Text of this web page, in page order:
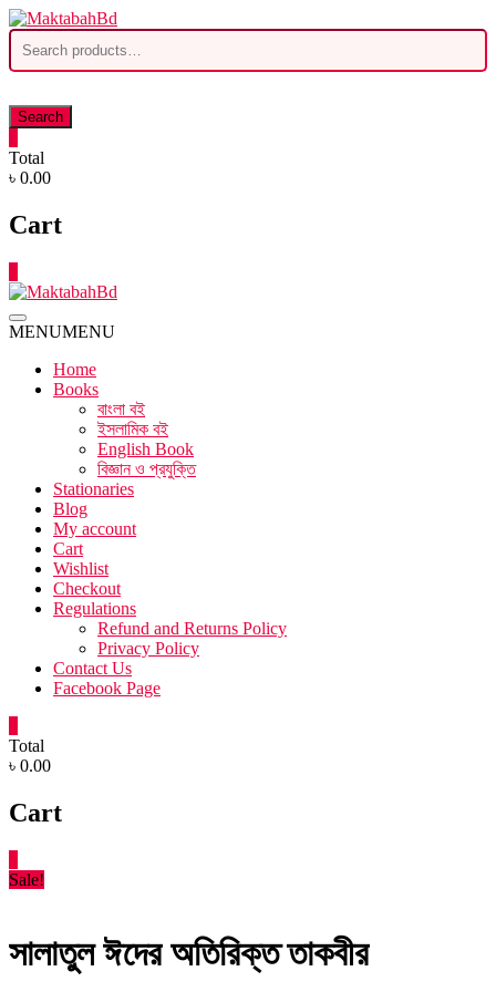
Skip
to
content
Search
for:
Search
Total
৳ 0.00
Cart
MENUMENU
Home
Books
বাংলা বই
ইসলামিক বই
English Book
বিজ্ঞান ও প্রযুক্তি
Stationaries
Blog
My account
Cart
Wishlist
Checkout
Regulations
Refund and Returns Policy
Privacy Policy
Contact Us
Facebook Page
Total
৳ 0.00
Cart
Sale!
সালাতুল ঈদের অতিরিক্ত তাকবীর